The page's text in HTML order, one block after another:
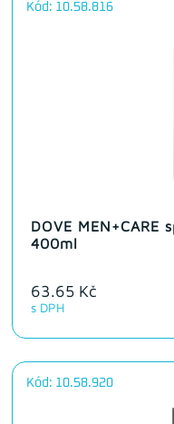
Kód: 10.58.816
DOVE
400ml
63.65 Kč
s DPH
Kód: 10.58.920